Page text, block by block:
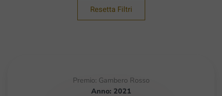
Resetta Filtri
Premio: Gambero Rosso
Anno: 2021